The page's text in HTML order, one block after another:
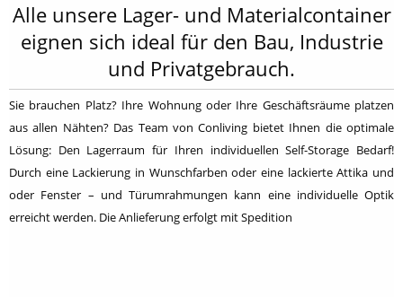
Alle unsere Lager- und Materialcontainer
eignen sich ideal für den Bau, Industrie
und Privatgebrauch.
Sie brauchen Platz? Ihre Wohnung oder Ihre Geschäftsräume platzen
aus allen Nähten? Das Team von Conliving bietet Ihnen die optimale
Lösung: Den Lagerraum für Ihren individuellen Self-Storage Bedarf!
Durch eine Lackierung in Wunschfarben oder eine lackierte Attika und
oder Fenster – und Türumrahmungen kann eine individuelle Optik
erreicht werden. Die Anlieferung erfolgt mit Spedition